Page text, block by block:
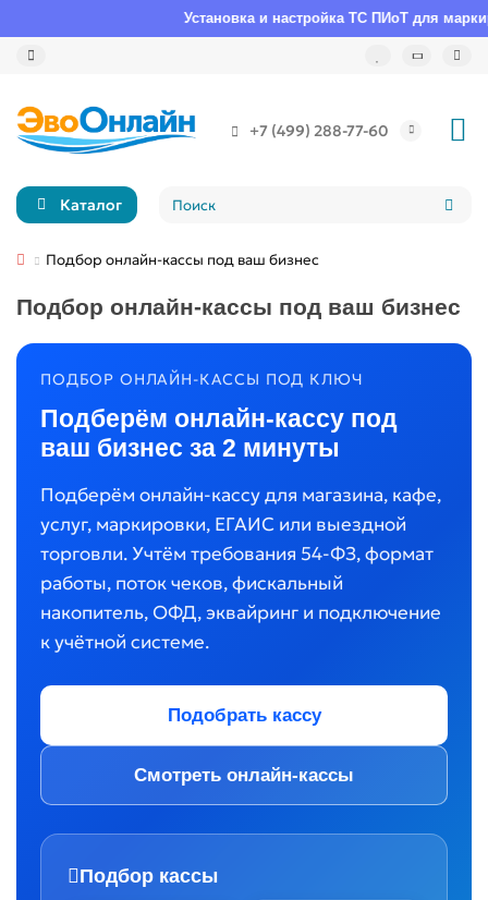
Установка и настройка ТС ПИоТ для
+7 (499) 288-77-60
Каталог
Подбор онлайн-кассы под ваш бизнес
Подбор онлайн-кассы под ваш бизнес
ПОДБОР ОНЛАЙН-КАССЫ ПОД КЛЮЧ
Подберём онлайн-кассу под
ваш бизнес за 2 минуты
Подберём онлайн-кассу для магазина, кафе,
услуг, маркировки, ЕГАИС или выездной
торговли. Учтём требования 54-ФЗ, формат
работы, поток чеков, фискальный
накопитель, ОФД, эквайринг и подключение
к учётной системе.
Подобрать кассу
Смотреть онлайн-кассы
Подбор кассы